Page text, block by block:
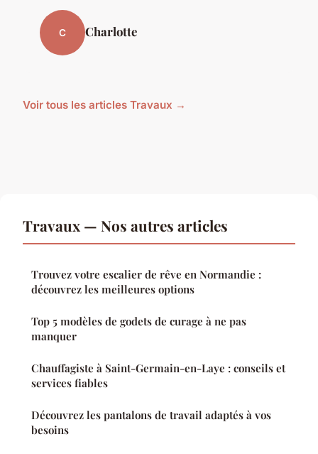
C Charlotte
Voir tous les articles Travaux →
Travaux — Nos autres articles
Trouvez votre escalier de rêve en Normandie :
découvrez les meilleures options
Top 5 modèles de godets de curage à ne pas
manquer
Chauffagiste à Saint-Germain-en-Laye : conseils et
services fiables
Découvrez les pantalons de travail adaptés à vos
besoins